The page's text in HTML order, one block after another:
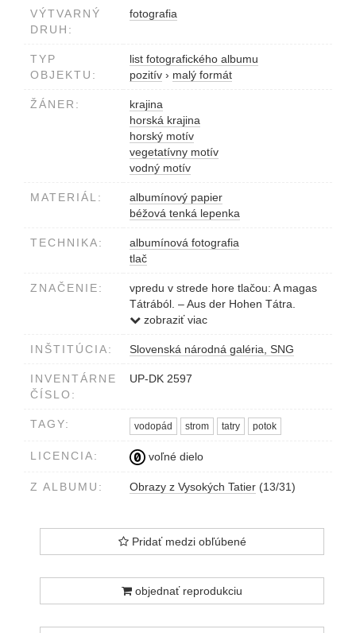
VÝTVARNÝ
DRUH:
fotografia
TYP
OBJEKTU:
list fotografického albumu
pozitív › malý formát
ŽÁNER:
krajina
horská krajina
horský motív
vegetatívny motív
vodný motív
MATERIÁL:
albumínový papier
béžová tenká lepenka
TECHNIKA:
albumínová fotografia
tlač
ZNAČENIE:
vpredu v strede hore tlačou: A magas
Tátrából. – Aus der Hohen Tátra.
vpredu pod fotografiou tlačou: Minden
Vervielfältigung vorbehalten.
Kis=Tarpataki felső=vizesés. Klein
vpredu v strede dolu pečiatkou:
Bibliothèque Harmant
vpredu v pravom dolnom rohu
ceruzkou: 12
zobraziť viac
INŠTITÚCIA: Slovenská národná galéria, SNG
INVENTÁRNE
ČÍSLO:
UP-DK 2597
TAGY: vodopád strom tatry potok
LICENCIA: voľné dielo
Z ALBUMU: Obrazy z Vysokých Tatier (13/31)
Pridať medzi obľúbené
objednať reprodukciu